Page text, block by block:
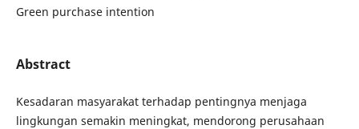
Green purchase intention
Abstract
Kesadaran masyarakat terhadap pentingnya menjaga
lingkungan semakin meningkat, mendorong perusahaan